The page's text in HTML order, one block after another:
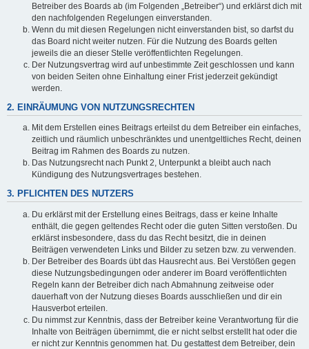
Betreiber des Boards ab (im Folgenden „Betreiber“) und erklärst dich mit
den nachfolgenden Regelungen einverstanden.
Wenn du mit diesen Regelungen nicht einverstanden bist, so darfst du
das Board nicht weiter nutzen. Für die Nutzung des Boards gelten
jeweils die an dieser Stelle veröffentlichten Regelungen.
Der Nutzungsvertrag wird auf unbestimmte Zeit geschlossen und kann
von beiden Seiten ohne Einhaltung einer Frist jederzeit gekündigt
werden.
2. EINRÄUMUNG VON NUTZUNGSRECHTEN
Mit dem Erstellen eines Beitrags erteilst du dem Betreiber ein einfaches,
zeitlich und räumlich unbeschränktes und unentgeltliches Recht, deinen
Beitrag im Rahmen des Boards zu nutzen.
Das Nutzungsrecht nach Punkt 2, Unterpunkt a bleibt auch nach
Kündigung des Nutzungsvertrages bestehen.
3. PFLICHTEN DES NUTZERS
Du erklärst mit der Erstellung eines Beitrags, dass er keine Inhalte
enthält, die gegen geltendes Recht oder die guten Sitten verstoßen. Du
erklärst insbesondere, dass du das Recht besitzt, die in deinen
Beiträgen verwendeten Links und Bilder zu setzen bzw. zu verwenden.
Der Betreiber des Boards übt das Hausrecht aus. Bei Verstößen gegen
diese Nutzungsbedingungen oder anderer im Board veröffentlichten
Regeln kann der Betreiber dich nach Abmahnung zeitweise oder
dauerhaft von der Nutzung dieses Boards ausschließen und dir ein
Hausverbot erteilen.
Du nimmst zur Kenntnis, dass der Betreiber keine Verantwortung für die
Inhalte von Beiträgen übernimmt, die er nicht selbst erstellt hat oder die
er nicht zur Kenntnis genommen hat. Du gestattest dem Betreiber, dein